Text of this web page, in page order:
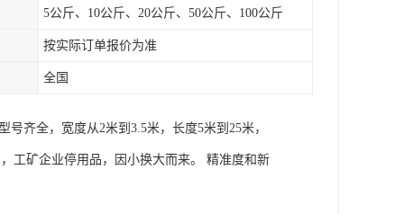
5公斤、10公斤、20公斤、50公斤、100公斤
按实际订单报价为准
全国
齐全，宽度从2米到3.5米，长度5米到25米，
工矿企业停用品，因小换大而来。 精准度和新